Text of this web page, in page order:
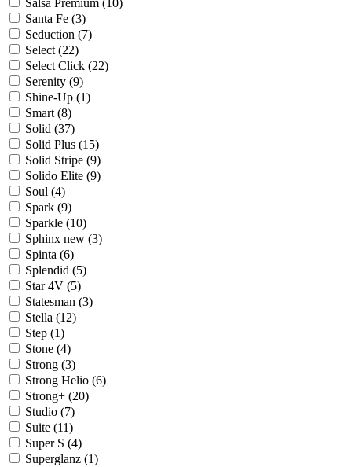
Salsa Premium ( 10)
Santa Fe (3)
Seduction (7)
Select (22)
Select Click (22)
Serenity (9)
Shine-Up (1)
Smart (8)
Solid (37)
Solid Plus (15)
Solid Stripe (9)
Solido Elite (9)
Soul (4)
Spark (9)
Sparkle (10)
Sphinx new (3)
Spinta (6)
Splendid (5)
Star 4V (5)
Statesman (3)
Stella (12)
Step (1)
Stone (4)
Strong (3)
Strong Helio (6)
Strong+ (20)
Studio (7)
Suite (11)
Super S (4)
Superglanz (1)